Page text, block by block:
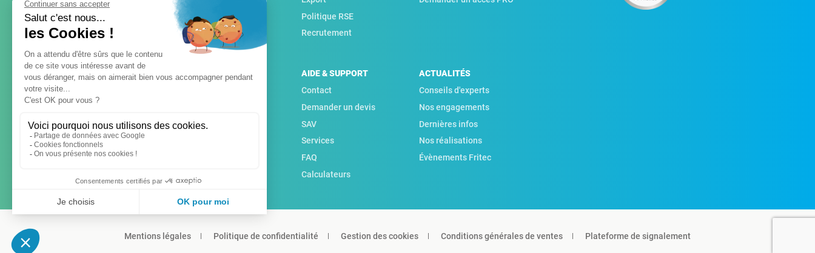
Politique RSE
Recrutement
AIDE & SUPPORT
Contact
Demander un devis
SAV
Services
FAQ
Calculateurs
ACTUALITÉS
Conseils d'experts
Nos engagements
Dernières infos
Nos réalisations
Évènements Fritec
Mentions légales Politique de confidentialité Gestion des cookies Conditions générales de ventes Plateforme de signalement